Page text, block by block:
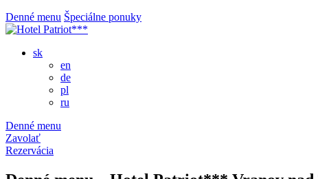
Denné menu Špeciálne ponuky
sk
en
de
pl
ru
Denné menu
Zavolať
Rezervácia